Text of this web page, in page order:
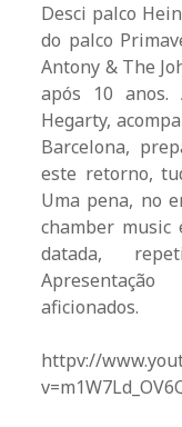
Desci palco
do palco
Antony & The
após 10 anos.
Hegarty,
Barcelona,
este retorno,
Uma pena, no
chamber
datada,
aficionados.
httpv://